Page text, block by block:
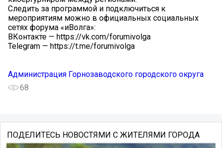
Следить за программой и подключиться к
мероприятиям можно в официальных социальных
сетях форума «иВолга»:
ВКонтакте — https://vk.com/forumivolga
Telegram — https://t.me/forumivolga
Администрация Горнозаводского городского округа
68
ПОДЕЛИТЕСЬ НОВОСТЯМИ С ЖИТЕЛЯМИ ГОРОДА